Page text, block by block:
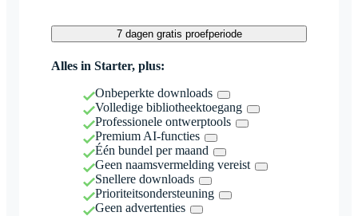
7 dagen gratis proefperiode
Alles in Starter, plus:
Onbeperkte downloads
Volledige bibliotheektoegang
Professionele ontwerptools
Premium AI-functies
Één bundel per maand
Geen naamsvermelding vereist
Snellere downloads
Prioriteitsondersteuning
Geen advertenties